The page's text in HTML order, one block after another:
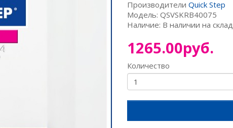
Производители Quick Step
Модель: QSVSKRB40075
Наличие: В наличии на
1265.00руб.
Количество